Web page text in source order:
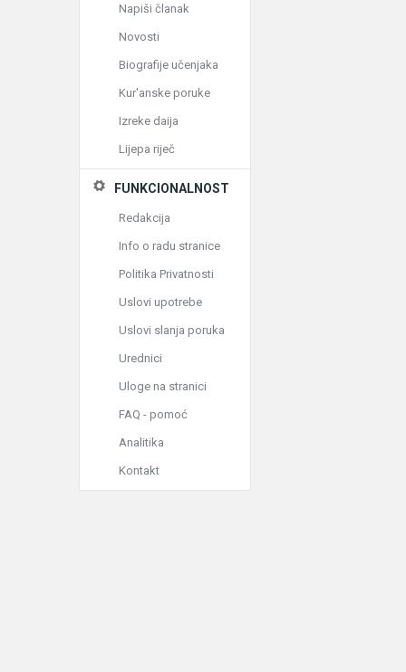
Napiši članak
Novosti
Biografije učenjaka
Kur'anske poruke
Izreke daija
Lijepa riječ
FUNKCIONALNOST
Redakcija
Info o radu stranice
Politika Privatnosti
Uslovi upotrebe
Uslovi slanja poruka
Urednici
Uloge na stranici
FAQ - pomoć
Analitika
Kontakt